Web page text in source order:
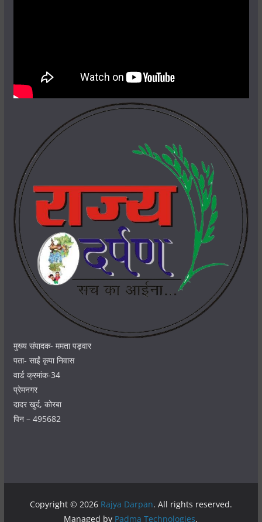
मुख्य संपादक- ममता पड़वार
पता- साईं कृपा निवास
वार्ड क्रमांक-34
प्रेमनगर
दादर खुर्द, कोरबा
पिन – 495682
Copyright © 2026 Rajya Darpan. All rights reserved.
Managed by Padma Technologies.